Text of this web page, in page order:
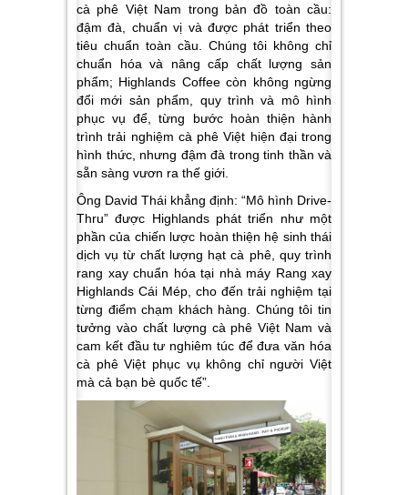
cà phê Việt Nam trong bản đồ toàn cầu:
đậm đà, chuẩn vị và được phát triển theo
tiêu chuẩn toàn cầu. Chúng tôi không chỉ
chuẩn hóa và nâng cấp chất lượng sản
phẩm; Highlands Coffee còn không ngừng
đổi mới sản phẩm, quy trình và mô hình
phục vụ để, từng bước hoàn thiện hành
trình trải nghiệm cà phê Việt hiện đại trong
hình thức, nhưng đậm đà trong tinh thần và
sẵn sàng vươn ra thế giới.
Ông David Thái khẳng định: “Mô hình Drive-
Thru” được Highlands phát triển như một
phần của chiến lược hoàn thiện hệ sinh thái
dịch vụ từ chất lượng hạt cà phê, quy trình
rang xay chuẩn hóa tại nhà máy Rang xay
Highlands Cái Mép, cho đến trải nghiệm tại
từng điểm chạm khách hàng. Chúng tôi tin
tưởng vào chất lượng cà phê Việt Nam và
cam kết đầu tư nghiêm túc để đưa văn hóa
cà phê Việt phục vụ không chỉ người Việt
mà cả bạn bè quốc tế”.